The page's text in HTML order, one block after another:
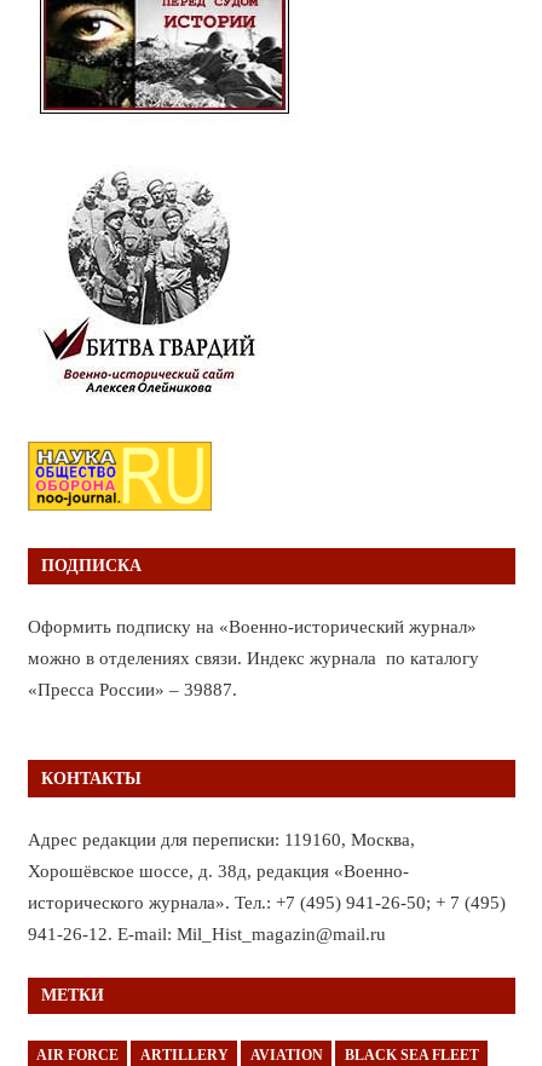
ПОДПИСКА
Оформить подписку на «Военно-исторический журнал»
можно в отделениях связи. Индекс журнала по каталогу
«Пресса России» – 39887.
КОНТАКТЫ
Адрес редакции для переписки: 119160, Москва,
Хорошёвское шоссе, д. 38д, редакция «Военно-
исторического журнала». Тел.: +7 (495) 941-26-50; + 7 (495)
941-26-12. E-mail: Mil_Hist_magazin@mail.ru
МЕТКИ
AIR FORCE ARTILLERY AVIATION BLACK SEA FLEET